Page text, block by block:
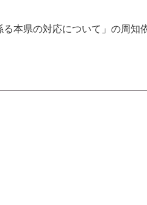
本県の対応について」の周知